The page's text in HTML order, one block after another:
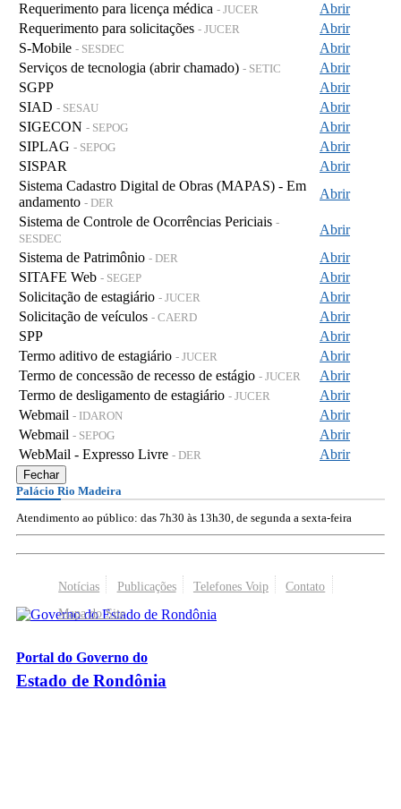
Requerimento para licença médica - JUCER
Abrir
Requerimento para solicitações - JUCER
Abrir
S-Mobile - SESDEC
Abrir
Serviços de tecnologia (abrir chamado) - SETIC
Abrir
SGPP
Abrir
SIAD - SESAU
Abrir
SIGECON - SEPOG
Abrir
SIPLAG - SEPOG
Abrir
SISPAR
Abrir
Sistema Cadastro Digital de Obras (MAPAS) - Em
andamento - DER
Abrir
Sistema de Controle de Ocorrências Periciais -
SESDEC
Abrir
Sistema de Patrimônio - DER
Abrir
SITAFE Web - SEGEP
Abrir
Solicitação de estagiário - JUCER
Abrir
Solicitação de veículos - CAERD
Abrir
SPP
Abrir
Termo aditivo de estagiário - JUCER
Abrir
Termo de concessão de recesso de estágio - JUCER
Abrir
Termo de desligamento de estagiário - JUCER
Abrir
Webmail - IDARON
Abrir
Webmail - SEPOG
Abrir
WebMail - Expresso Livre - DER Abrir
Fechar
Palácio Rio Madeira
Atendimento ao público: das 7h30 às 13h30, de segunda a sexta-feira
Notícias Publicações Telefones Voip
Contato
Mapa do Site
Portal do Governo do
Estado de Rondônia